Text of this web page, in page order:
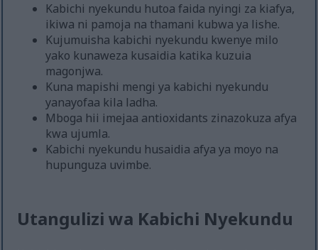
Kabichi nyekundu hutoa faida nyingi za kiafya,
ikiwa ni pamoja na thamani kubwa ya lishe.
Kujumuisha kabichi nyekundu kwenye milo
yako kunaweza kusaidia katika kuzuia
magonjwa.
Kuna mapishi mengi ya kabichi nyekundu
yanayofaa kila ladha.
Mboga hii imejaa antioxidants zinazokuza afya
kwa ujumla.
Kabichi nyekundu husaidia afya ya moyo na
hupunguza uvimbe.
Utangulizi wa Kabichi Nyekundu